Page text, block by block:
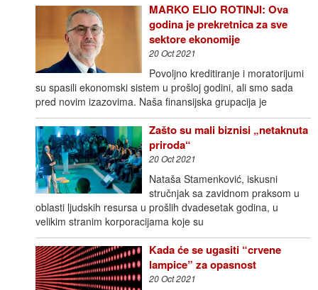
MARKO ELIO ROTINJI: Ova
godina je prekretnica za sve
sektore ekonomije
20 Oct 2021
Povoljno kreditiranje i moratorijumi
su spasili ekonomski sistem u prošloj godini, ali smo sada
pred novim izazovima. Naša finansijska grupacija je
Zašto su mali biznisi „netaknuta
priroda“
20 Oct 2021
Nataša Stamenković, iskusni
stručnjak sa zavidnom praksom u
oblasti ljudskih resursa u prošlih dvadesetak godina, u
velikim stranim korporacijama koje su
Kada će se ugasiti “crvene
lampice” za opasnost
20 Oct 2021